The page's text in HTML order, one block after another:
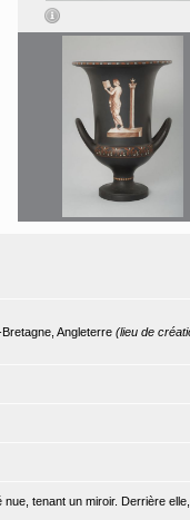
Angleterre (lieu de
nue, tenant un miroir. Derrière